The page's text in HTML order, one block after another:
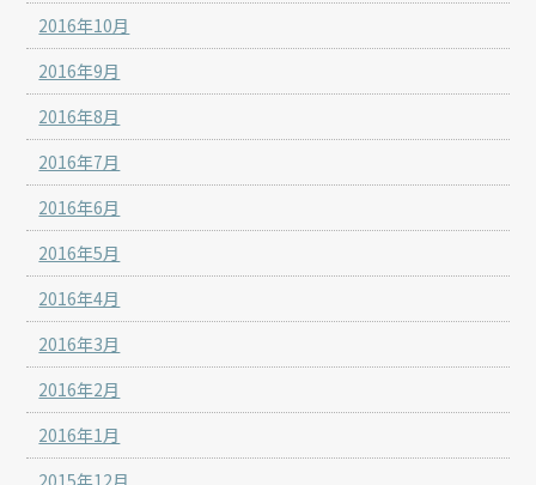
2016年10月
2016年9月
2016年8月
2016年7月
2016年6月
2016年5月
2016年4月
2016年3月
2016年2月
2016年1月
2015年12月